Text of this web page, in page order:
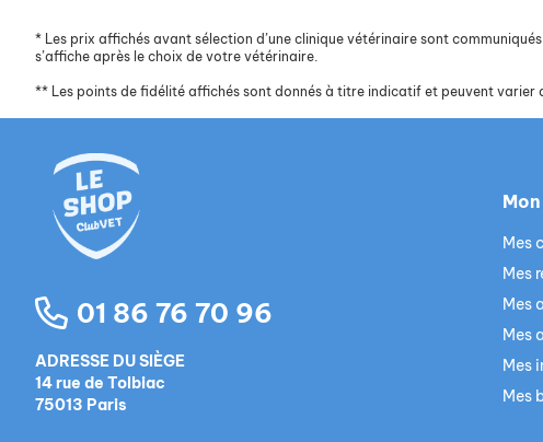
* Les prix affichés avant sélection d’une clinique vétérinaire sont
s’affiche après le choix de votre vétérinaire.
** Les points de fidélité affichés sont donnés à titre indicatif et peuvent varier
01 86 76 70 96
ADRESSE DU SIÈGE
14 rue de Tolbiac
75013 Paris
Mes
Mes
Mes
Mes
Mes
Mes